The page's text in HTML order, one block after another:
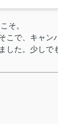
そ。
こで、キャン
した。少しで